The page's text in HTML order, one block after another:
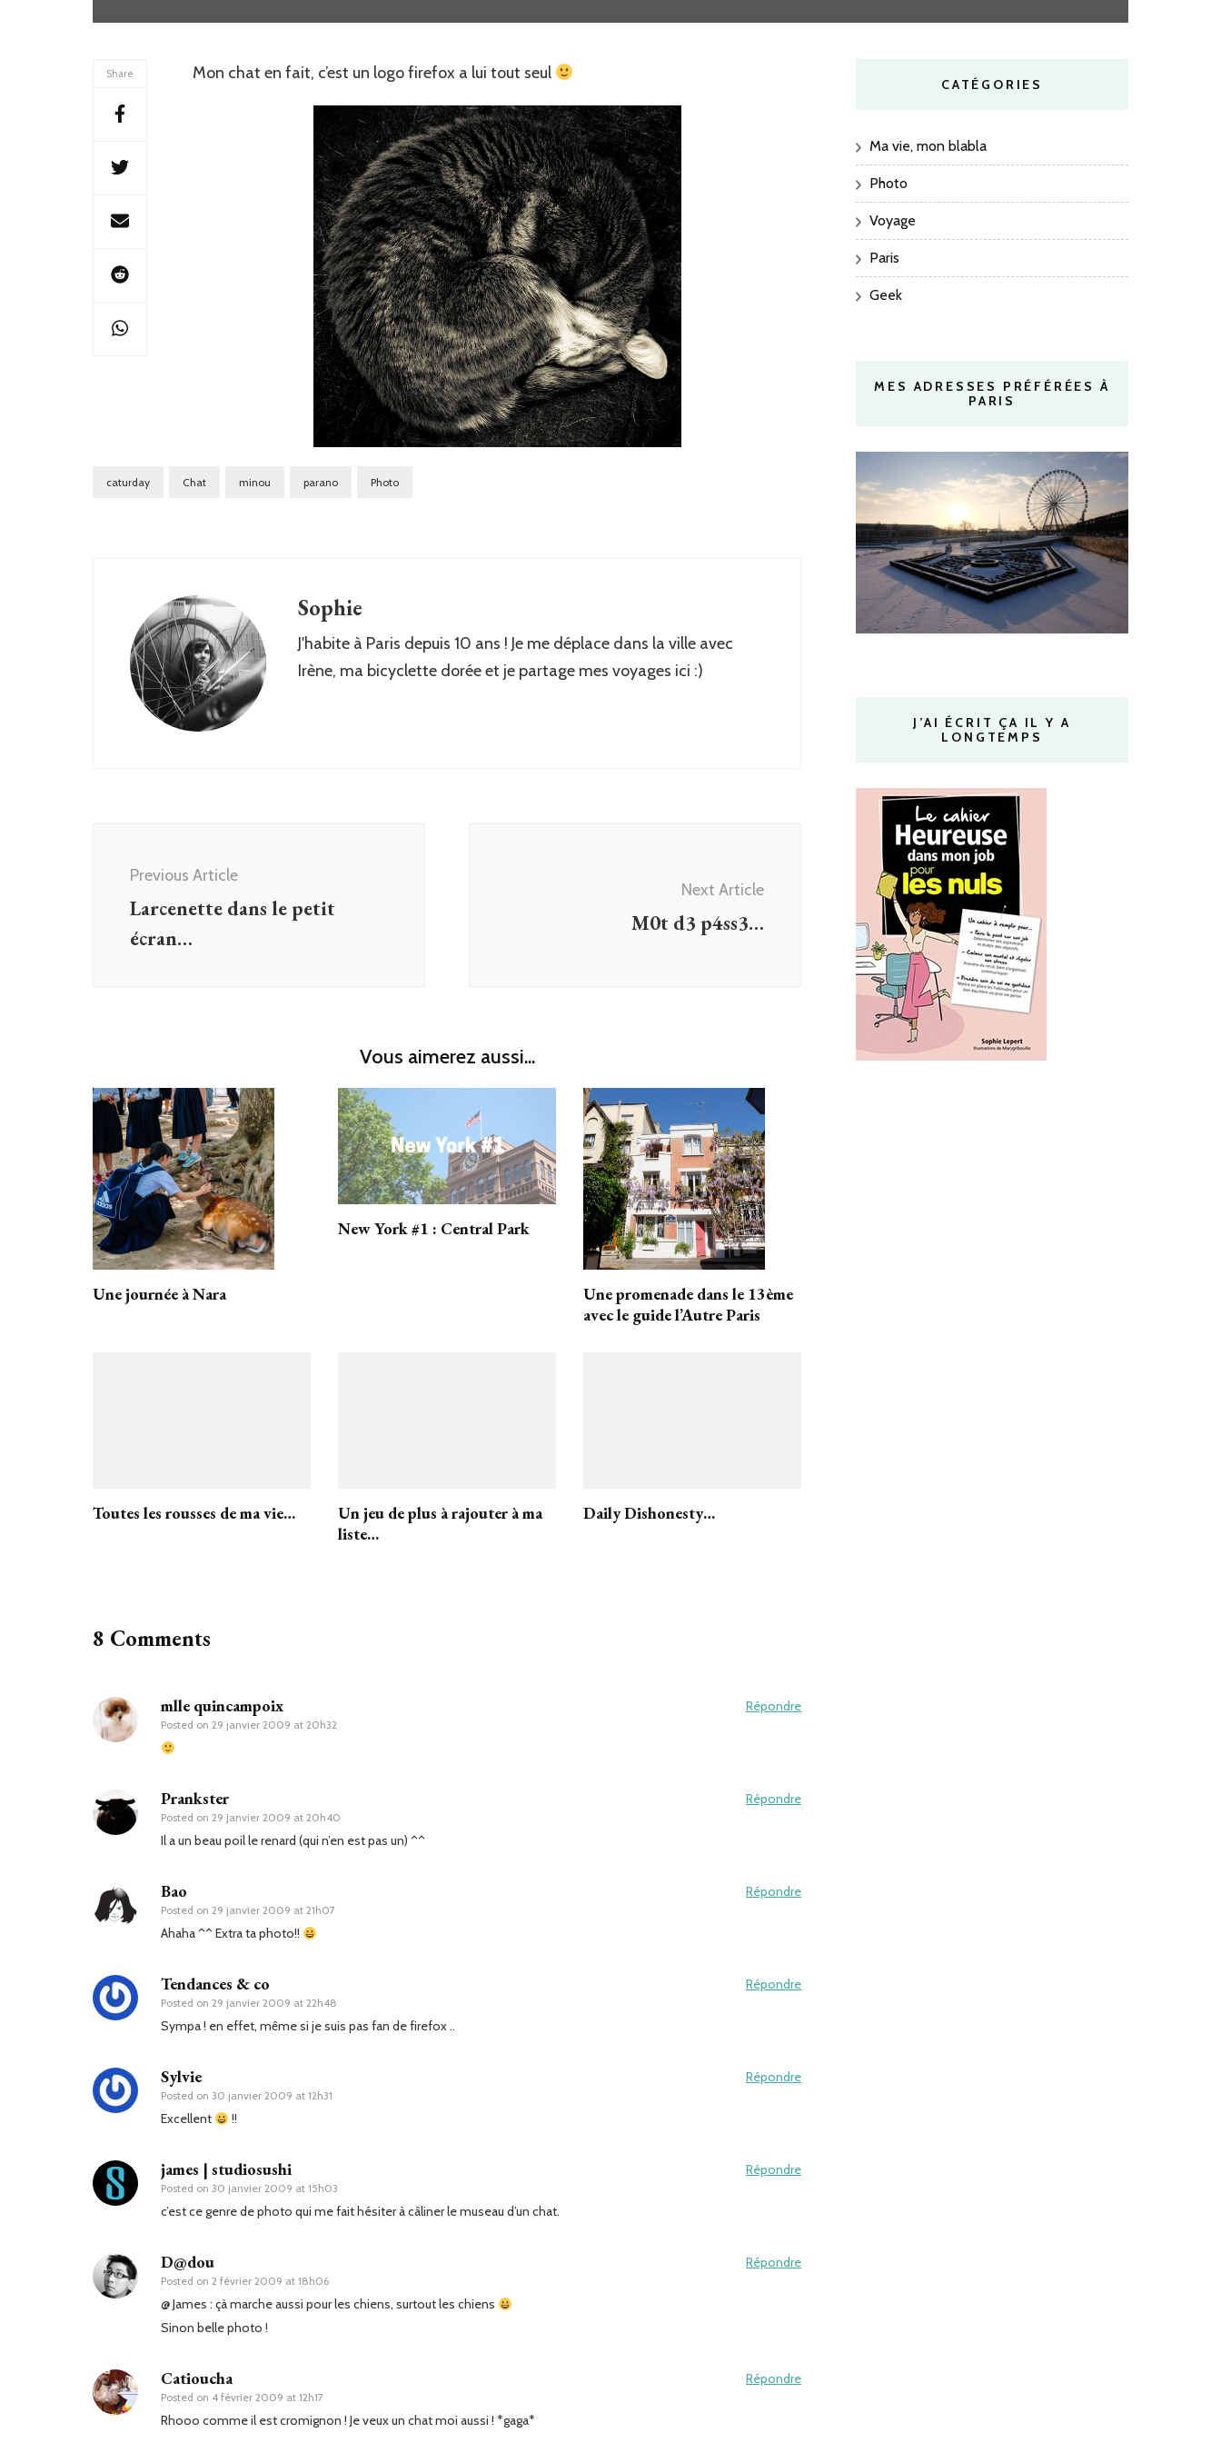
Share Mon chat en fait, c’est un logo firefox a lui tout seul
caturday Chat minou parano Photo
Sophie
J'habite à Paris depuis 10 ans ! Je me déplace dans la ville avec
Irène, ma bicyclette dorée et je partage mes voyages ici :)
Navigation
Previous Article
Larcenette dans le petit
écran…
Next Article
M0t d3 p4ss3…
Vous aimerez aussi...
Une journée à Nara
New York #1 : Central Park
Une promenade dans le 13ème
avec le guide l’Autre Paris
Toutes les rousses de ma vie…
Un jeu de plus à rajouter à ma
liste…
Daily Dishonesty…
8 Comments
mlle quincampoix
Posted on 29 janvier 2009 at 20h32
Répondre
Prankster
Posted on 29 janvier 2009 at 20h40
Répondre
Il a un beau poil le renard (qui n’en est pas un) ^^
Bao
Posted on 29 janvier 2009 at 21h07
Répondre
Ahaha ^^ Extra ta photo!!
Tendances & co
Posted on 29 janvier 2009 at 22h48
Répondre
Sympa ! en effet, même si je suis pas fan de firefox ..
Sylvie
Posted on 30 janvier 2009 at 12h31
Répondre
Excellent !!
james | studiosushi
Posted on 30 janvier 2009 at 15h03
Répondre
c’est ce genre de photo qui me fait hésiter à câliner le museau d’un chat.
D@dou
Posted on 2 février 2009 at 18h06
Répondre
@ James : çà marche aussi pour les chiens, surtout les chiens
Sinon belle photo !
Catioucha
Posted on 4 février 2009 at 12h17
Répondre
Rhooo comme il est cromignon ! Je veux un chat moi aussi ! *gaga*
CATÉGORIES
Ma vie, mon blabla
Photo
Voyage
Paris
Geek
MES ADRESSES PRÉFÉRÉES À
PARIS
J’AI ÉCRIT ÇA IL Y A
LONGTEMPS